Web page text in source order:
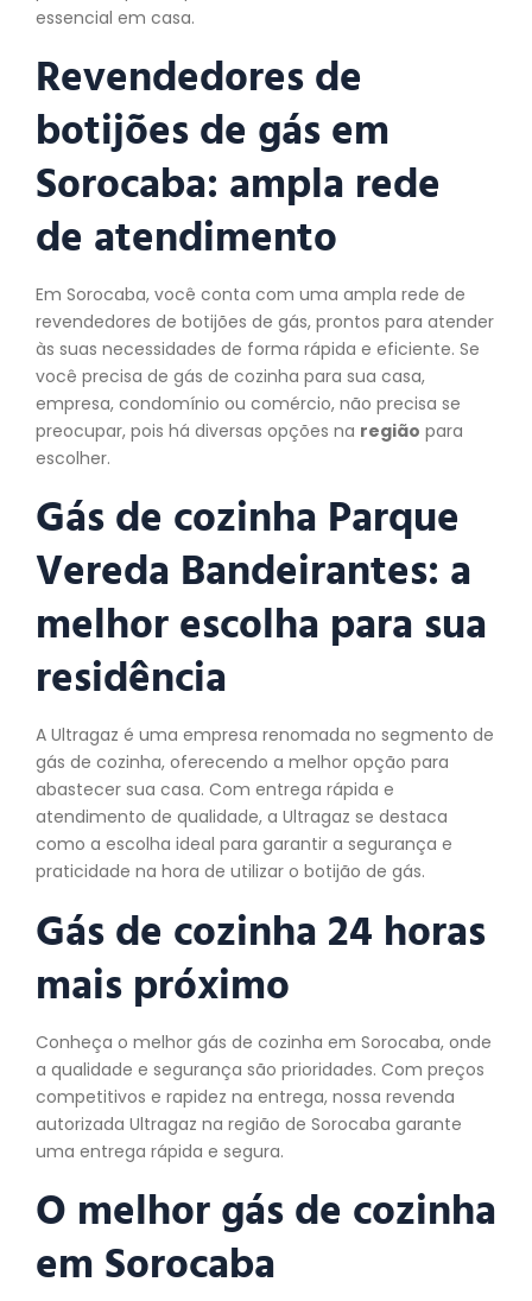
essencial em casa.
Revendedores de
botijões de gás em
Sorocaba: ampla rede
de atendimento
Em Sorocaba, você conta com uma ampla rede de
revendedores de botijões de gás, prontos para atender
às suas necessidades de forma rápida e eficiente. Se
você precisa de gás de cozinha para sua casa,
empresa, condomínio ou comércio, não precisa se
preocupar, pois há diversas opções na região para
escolher.
Gás de cozinha Parque
Vereda Bandeirantes: a
melhor escolha para sua
residência
A Ultragaz é uma empresa renomada no segmento de
gás de cozinha, oferecendo a melhor opção para
abastecer sua casa. Com entrega rápida e
atendimento de qualidade, a Ultragaz se destaca
como a escolha ideal para garantir a segurança e
praticidade na hora de utilizar o botijão de gás.
Gás de cozinha 24 horas
mais próximo
Conheça o melhor gás de cozinha em Sorocaba, onde
a qualidade e segurança são prioridades. Com preços
competitivos e rapidez na entrega, nossa revenda
autorizada Ultragaz na região de Sorocaba garante
uma entrega rápida e segura.
O melhor gás de cozinha
em Sorocaba